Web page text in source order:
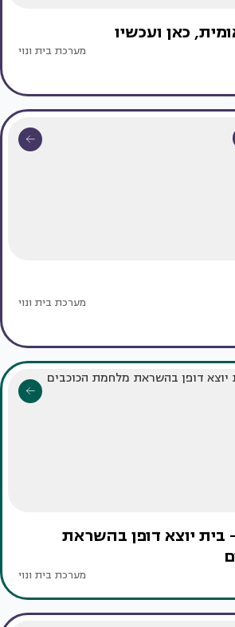
כאן ועכשיו
מערכת בית ונוי
מערכת בית ונוי
בית יוצא דופן בהשראת
מערכת בית ונוי